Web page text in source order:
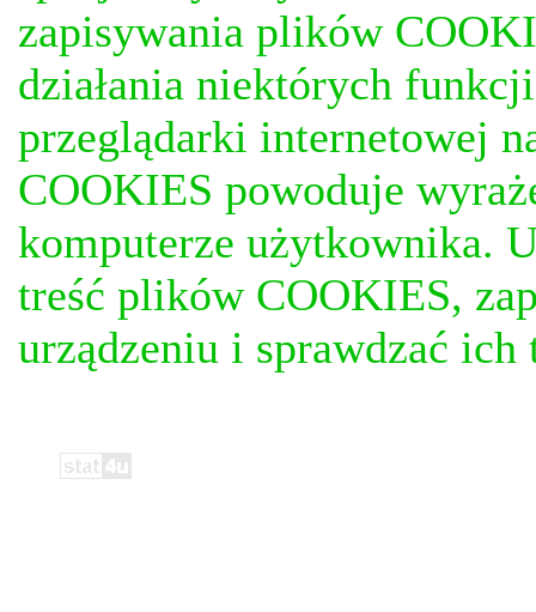
zapisywania plików
działania niektórych
przeglądarki internetowej
COOKIES powoduje
komputerze użytkownika.
treść plików COOKIES,
urządzeniu i sprawdzać ich